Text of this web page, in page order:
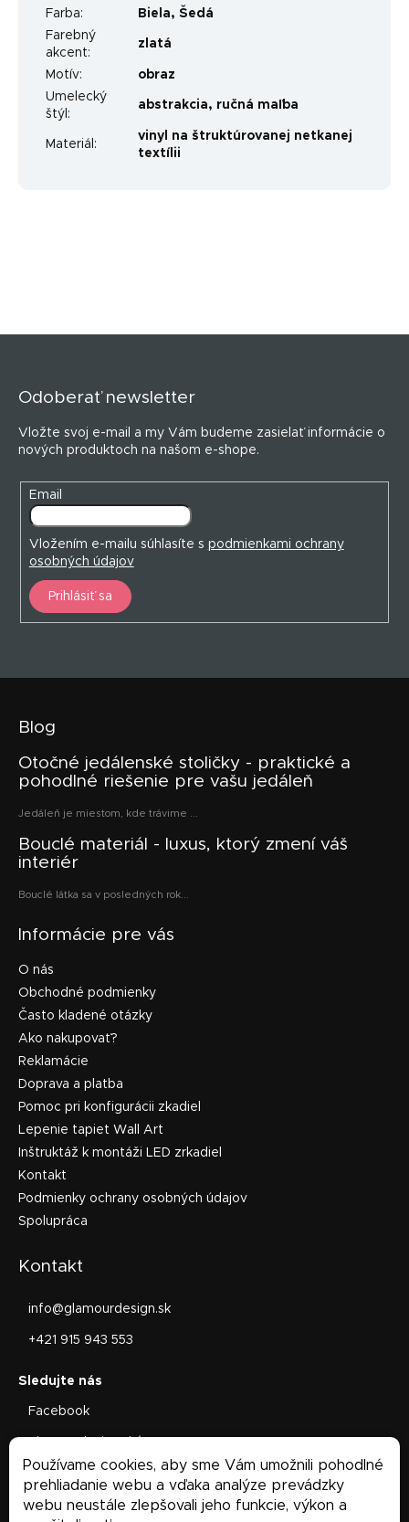
Používame cookies, aby sme Vám umožnili pohodlné
prehliadanie webu a vďaka analýze prevádzky
webu neustále zlepšovali jeho funkcie, výkon a
Farba: Biela, Šedá
Farebný
akcent:
zlatá
Motív:
obraz
Umelecký
štýl :
abstrakcia, ručná maľba
Materiál :
vinyl na štruktúrovanej netkanej
textílii
Odoberať newsletter
Vložte svoj e-mail a my Vám budeme zasielať informácie o
nových produktoch na našom e-shope.
Email
Vložením e-mailu súhlasíte s podmienkami ochrany
osobných údajov
Prihlásiť sa
Blog
Otočné jedálenské stoličky - praktické a
pohodlné riešenie pre vašu jedáleň
Jedáleň je miestom, kde trávime ...
Bouclé materiál - luxus, ktorý zmení váš
interiér
Bouclé látka sa v posledných rok...
Informácie pre vás
O nás
Obchodné podmienky
Často kladené otázky
Ako nakupovať?
Reklamácie
Doprava a platba
Pomoc pri konfigurácii zkadiel
Lepenie tapiet Wall Art
Inštruktáž k montáži LED zrkadiel
Kontakt
Podmienky ochrany osobných údajov
Spolupráca
Kontakt
info@glamourdesign.sk
+421 915 943 553
Facebook
Facebook